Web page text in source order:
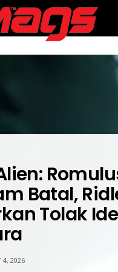
Batal,
Tolak
4, 2026